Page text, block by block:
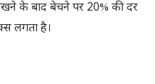
के बाद बेचने पर 20% की दर
लगता है।